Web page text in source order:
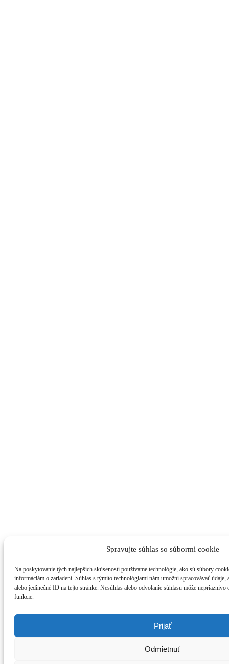
Spravujte súhlas so súbormi cookie
Na poskytovanie tých najlepších skúseností používame technológie, ako sú súbory
informáciám o zariadení. Súhlas s týmito technológiami nám umožní spracovávať údaje,
alebo jedinečné ID na tejto stránke. Nesúhlas alebo odvolanie súhlasu môže
funkcie.
Prijať
Odmietnuť